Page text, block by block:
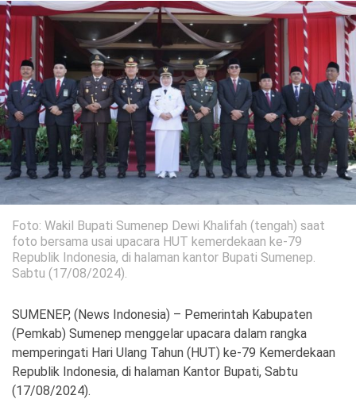
Gaya Hidup
Kesehatan Kuliner
Iptek
Pendidikan Ilmiah
Teknologi
SosBud
Sosial Budaya
Wisata
Ekonomi
Foto: Wakil Bupati Sumenep Dewi Khalifah (tengah) saat
foto bersama usai upacara HUT kemerdekaan ke-79
Republik Indonesia, di halaman kantor Bupati Sumenep.
Sabtu (17/08/2024).
SUMENEP, (News Indonesia) – Pemerintah Kabupaten
(Pemkab) Sumenep menggelar upacara dalam rangka
memperingati Hari Ulang Tahun (HUT) ke-79 Kemerdekaan
Republik Indonesia, di halaman Kantor Bupati, Sabtu
(17/08/2024).